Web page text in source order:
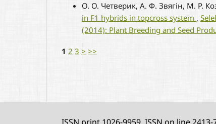
О. О. Четверик, А. Ф. Звягін, М. Р.
in F1 hybrids in topcross system ,
(2014): Plant Breeding and Seed
1 2 3 > >>